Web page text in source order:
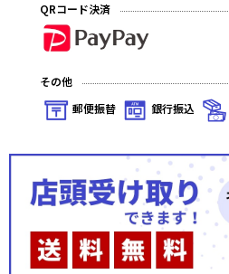
QRコード決済
その他
郵便振替
銀行振込